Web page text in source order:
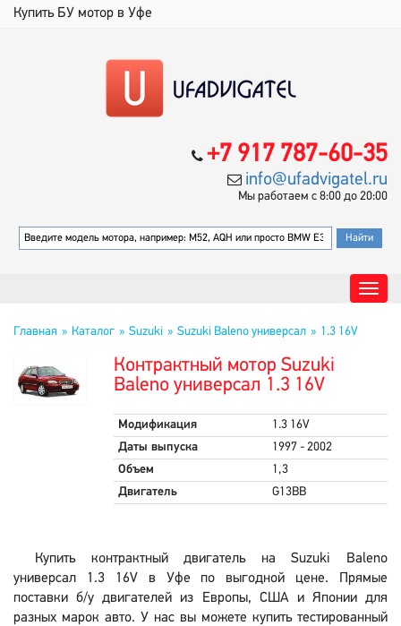
Купить БУ мотор в Уфе
+7 917 787-60-35
info@ufadvigatel.ru
Мы работаем с 8:00 до 20:00
Главная Каталог Suzuki Suzuki Baleno универсал 1.3 16V
Контрактный мотор Suzuki
Baleno универсал 1.3 16V
Модификация
1.3 16V
Даты выпуска
1997 - 2002
Объем
1,3
Двигатель
G13BB
Купить контрактный двигатель на Suzuki Baleno
универсал 1.3 16V в Уфе по выгодной цене. Прямые
поставки б/у двигателей из Европы, США и Японии для
разных марок авто. У нас вы можете купить тестированный